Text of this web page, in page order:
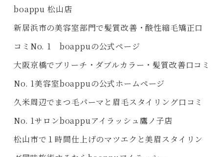
boappu 松山店
新居浜市の美容室部門で髪質改善・酸性縮毛矯正口
コミNo. 1 boappuの公式ページ
大阪京橋でブリーチ・ダブルカラー・髪質改善口コミ
No. 1美容室boappuの公式ホームページ
久米周辺でまつ毛パーマと眉毛スタイリング口コミ
No. 1サロンboappuアイラッシュ鷹ノ子店
松山市で１時間仕上げのマツエクと美眉スタイリン